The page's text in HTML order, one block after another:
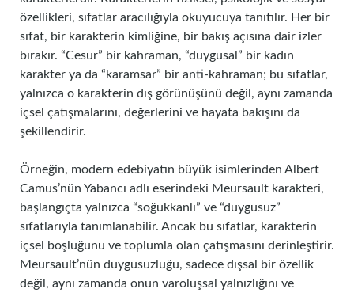
özellikleri, sıfatlar aracılığıyla okuyucuya tanıtılır. Her bir
sıfat, bir karakterin kimliğine, bir bakış açısına dair izler
bırakır. “Cesur” bir kahraman, “duygusal” bir kadın
karakter ya da “karamsar” bir anti-kahraman; bu sıfatlar,
yalnızca o karakterin dış görünüşünü değil, aynı zamanda
içsel çatışmalarını, değerlerini ve hayata bakışını da
şekillendirir.
Örneğin, modern edebiyatın büyük isimlerinden Albert
Camus’nün Yabancı adlı eserindeki Meursault karakteri,
başlangıçta yalnızca “soğukkanlı” ve “duygusuz”
sıfatlarıyla tanımlanabilir. Ancak bu sıfatlar, karakterin
içsel boşluğunu ve toplumla olan çatışmasını derinleştirir.
Meursault’nün duygusuzluğu, sadece dışsal bir özellik
değil, aynı zamanda onun varoluşsal yalnızlığını ve